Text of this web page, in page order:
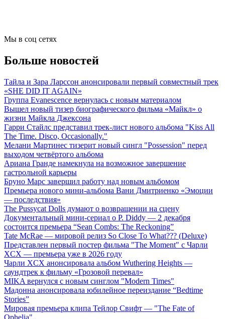
Мы в соц сетях
Больше новостей
Тайла и Зара Ларссон анонсировали первый совместный трек
«SHE DID IT AGAIN»
Группа Evanescence вернулась с новым материалом
Вышел новый тизер биографического фильма «Майкл» о
жизни Майкла Джексона
Гарри Стайлс представил трек-лист нового альбома "Kiss All
The Time. Disco, Occasionally."
Мелани Мартинес тизерит новый сингл "Possession" перед
выходом четвёртого альбома
Ариана Гранде намекнула на возможное завершение
гастрольной карьеры
Бруно Марс завершил работу над новым альбомом
Премьера нового мини-альбома Вани Дмитриенко «Эмоции
— последствия»
The Pussycat Dolls думают о возвращении на сцену
Документальный мини-сериал о P. Diddy — 2 декабря
состоится премьера “Sean Combs: The Reckoning”
Tate McRae — мировой релиз So Close To What??? (Deluxe)
Представлен первый постер фильма "The Moment" с Чарли
XCX — премьера уже в 2026 году
Чарли XCX анонсировала альбом Wuthering Heights —
саундтрек к фильму «Грозовой перевал»
MIKA вернулся с новым синглом "Modern Times"
Мадонна анонсировала юбилейное переиздание “Bedtime
Stories”
Мировая премьера клипа Тейлор Свифт — "The Fate of
Ophelia"